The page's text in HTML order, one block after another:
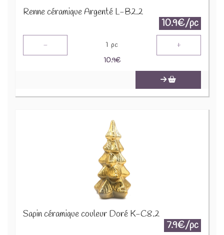
Renne céramique Argenté L-B2.2
10.9€/pc
- 1 pc +
10.9€
Sapin céramique couleur Doré K-C8.2
7.9€/pc